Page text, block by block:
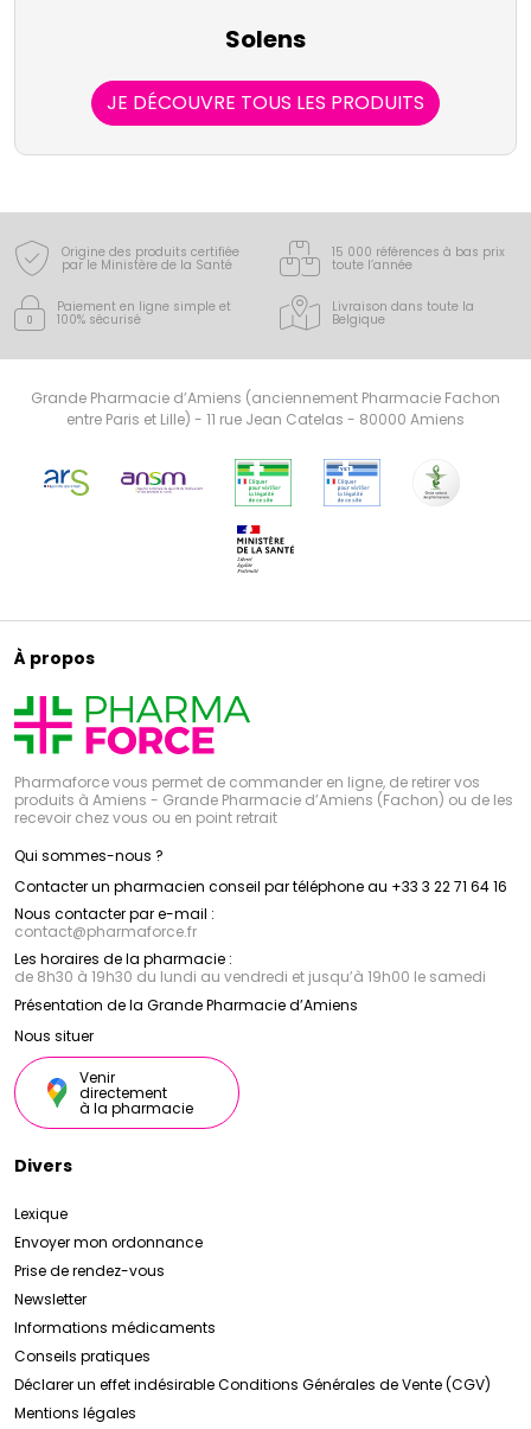
Solens
JE DÉCOUVRE TOUS LES PRODUITS
Origine des produits certifiée
par le Ministère de la Santé
15 000 références à bas prix
toute l’année
Paiement en ligne simple et
100% sécurisé
Livraison dans toute la
Belgique
Grande Pharmacie d’Amiens (anciennement Pharmacie Fachon
entre Paris et Lille) - 11 rue Jean Catelas - 80000 Amiens
À propos
Pharmaforce vous permet de commander en ligne, de retirer vos
produits à Amiens - Grande Pharmacie d’Amiens (Fachon) ou de les
recevoir chez vous ou en point retrait
Qui sommes-nous ?
Contacter un pharmacien conseil par téléphone au +33 3 22 71 64 16
Nous contacter par e-mail :
contact@pharmaforce.fr
Les horaires de la pharmacie :
de 8h30 à 19h30 du lundi au vendredi et jusqu’à 19h00 le samedi
Présentation de la Grande Pharmacie d’Amiens
Nous situer
Venir
directement
à la pharmacie
Divers
Lexique
Envoyer mon ordonnance
Prise de rendez-vous
Newsletter
Informations médicaments
Conseils pratiques
Déclarer un effet indésirableConditions Générales de Vente (CGV)
Mentions légales